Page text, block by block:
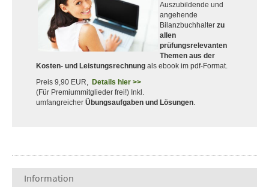
Auszubildende und
angehende
Bilanzbuchhalter zu
allen
prüfungsrelevanten
Themen aus der
Kosten- und Leistungsrechnung als ebook im pdf-Format.
Preis 9,90 EUR, Details hier >>
(Für Premiummitglieder frei!) Inkl.
umfangreicher Übungsaufgaben und Lösungen.
Information